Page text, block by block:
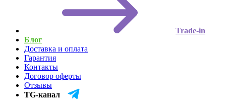
Trade-in
Блог
Доставка и оплата
Гарантия
Контакты
Договор оферты
Отзывы
TG-канал